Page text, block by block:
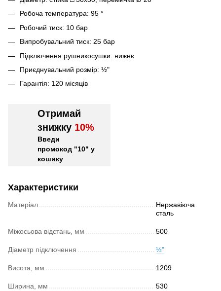
Робоча температура: 95 °
Робочий тиск: 10 бар
Випробувальний тиск: 25 бар
Підключення рушникосушки: нижнє
Приєднувальний розмір: ½"
Гарантія: 120 місяців
Отримай
знижку 10%
Введи
промокод "10" у
кошику
Характеристики
Матеріал
Нержавіюча
сталь
Міжосьова відстань, мм 500
Діаметр підключення ½"
Висота, мм 1209
Ширина, мм 530